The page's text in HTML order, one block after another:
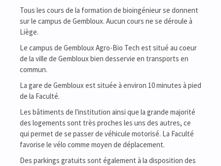
Tous les cours de la formation de bioingénieur se donnent
sur le campus de Gembloux. Aucun cours ne se déroule à
Liège.
Le campus de Gembloux Agro-Bio Tech est situé au coeur
de la ville de Gembloux bien desservie en transports en
commun.
La gare de Gembloux est située à environ 10 minutes à pied
de la Faculté.
Les bâtiments de l'institution ainsi que la grande majorité
des logements sont très proches les uns des autres, ce
qui permet de se passer de véhicule motorisé. La Faculté
favorise le vélo comme moyen de déplacement.
Des parkings gratuits sont également à la disposition des